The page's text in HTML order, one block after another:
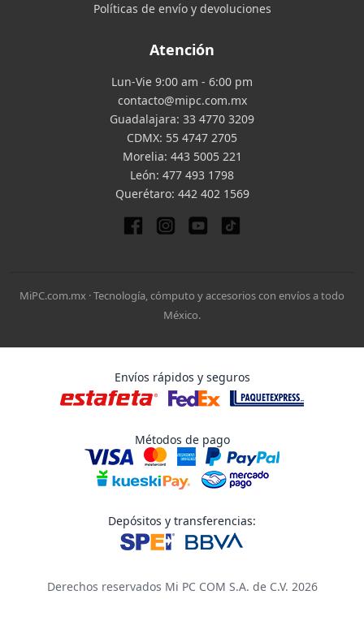
Políticas de envío y devoluciones
Atención
Lun-Vie 9:00 am - 6:00 pm
contacto@mipc.com.mx
Guadalajara: 33 4770 3209
CDMX: 55 4747 2705
Morelia: 443 5005 221
León: 477 493 1798
Querétaro: 442 402 1569
MiPC.com.mx · Tecnología, cómputo y accesorios con envíos a todo
México.
Envíos rápidos y seguros
Métodos de pago
Depósitos y transferencias:
Derechos reservados Mi PC COM S.A. de C.V. 2026